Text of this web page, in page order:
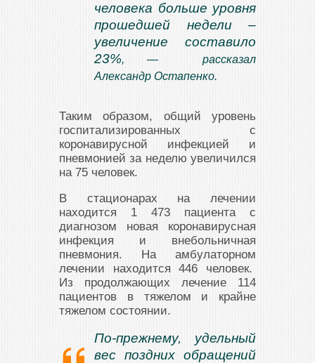
человека больше уровня
прошедшей недели –
увеличение составило
23%, — рассказал
Александр Остапенко.
Таким образом, общий уровень
госпитализированных с
коронавирусной инфекцией и
пневмонией за неделю увеличился
на 75 человек.
В стационарах на лечении
находится 1 473 пациента с
диагнозом новая коронавирусная
инфекция и внебольничная
пневмония. На амбулаторном
лечении находится 446 человек.
Из продолжающих лечение 114
пациентов в тяжелом и крайне
тяжелом состоянии.
По-прежнему, удельный
вес поздних обращений